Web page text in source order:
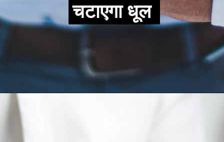
चटाएगा धूल
चटाएगा धूल